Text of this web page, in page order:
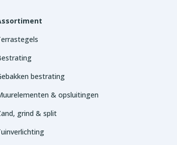
bestrating
& opsluitingen
grind & split